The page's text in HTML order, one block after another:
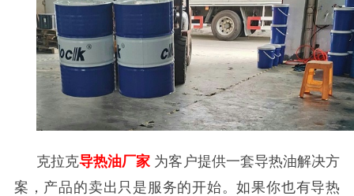
克拉克导热油厂家 为客户提供一套导热油解决方
案，产品的卖出只是服务的开始。如果你也有导热